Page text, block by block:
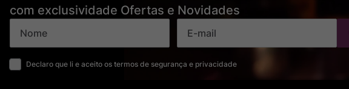
com exclusividade Ofertas e Novidades
Declaro que li e aceito os termos de segurança e privacidade